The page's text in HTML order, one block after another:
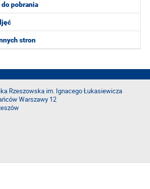
do pobrania
stron
Rzeszowska im. Ignacego Łukasiewicza
Warszawy 12